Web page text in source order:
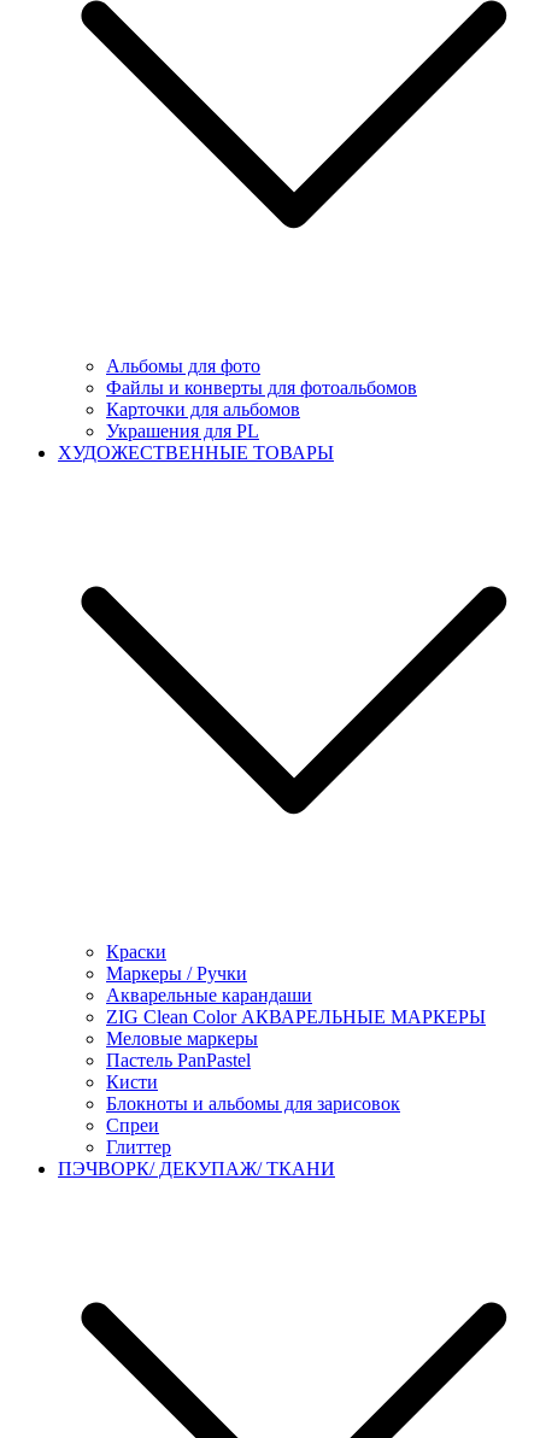
Альбомы для фото
Файлы и конверты для фотоальбомов
Карточки для альбомов
Украшения для PL
ХУДОЖЕСТВЕННЫЕ ТОВАРЫ
Краски
Маркеры / Ручки
Акварельные карандаши
ZIG Clean Color АКВАРЕЛЬНЫЕ МАРКЕРЫ
Меловые маркеры
Пастель PanPastel
Кисти
Блокноты и альбомы для зарисовок
Спреи
Глиттер
ПЭЧВОРК/ ДЕКУПАЖ/ ТКАНИ